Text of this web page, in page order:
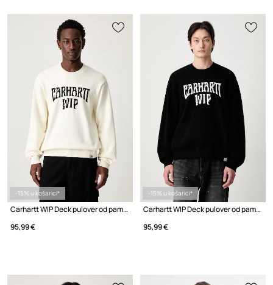
-15% u košarici*
Carhartt WIP Deck pulover od pamuka za muškarce
95,99 €
-15% u košarici*
Carhartt WIP Deck pulover od pamuka za muškarce
95,99 €